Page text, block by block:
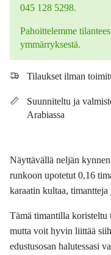
045 128 5298.
Pahoittelemme
ymmärryksestä.
Tilaukset ilman
Suunniteltu ja
Arabiassa
Näyttävällä neljän
runkoon upotetut 0,16
karaatin kultaa, timantteja
Tämä timantilla koristeltu
mutta voit hyvin liittää
edustusosan halutessasi